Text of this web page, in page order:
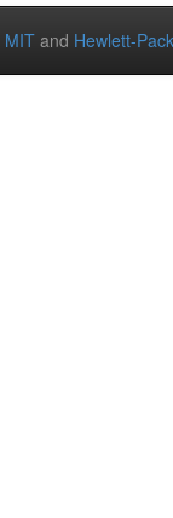
MIT and Hewlett-